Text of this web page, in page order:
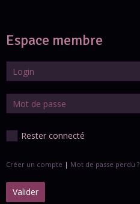
Espace membre
Rester connecté
Créer un compte | Mot de passe perdu ?
Valider